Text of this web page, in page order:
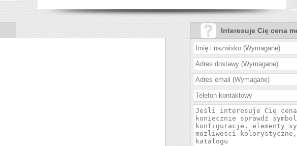
Interesuje Cię cena